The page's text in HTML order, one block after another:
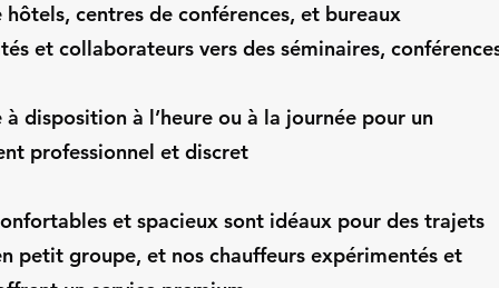
hôtels, centres de conférences, et bureaux
et collaborateurs vers des séminaires,
à disposition à l’heure ou à la journée pour un
professionnel et discret
et spacieux sont idéaux pour des trajets
petit groupe, et nos chauffeurs expérimentés et